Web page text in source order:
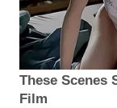
These Scenes
Film